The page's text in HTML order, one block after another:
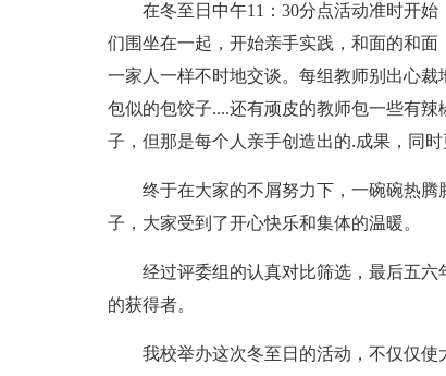
在冬至日中午11：30分点活动准时开始
们围坐在一起，开始亲手实践，和面的和
一家人一样不时地交谈。每组教师别出心
包似的包饺子....还有顽皮的教师包一些有
子，但那是每个人亲手创造出的.成果，同
终于在大家的不屑努力下，一碗碗热腾
子，大家受到了开心快乐和集体的温暖。
经过评委组的认真对比筛选，最后五六
的获得者。
我校举办这次冬至日的活动，不仅仅使